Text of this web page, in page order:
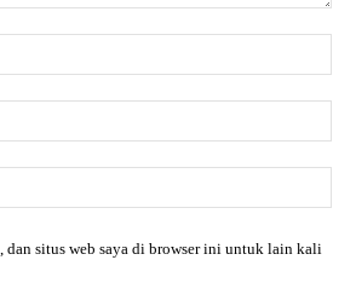
dan situs web saya di browser ini untuk lain kali